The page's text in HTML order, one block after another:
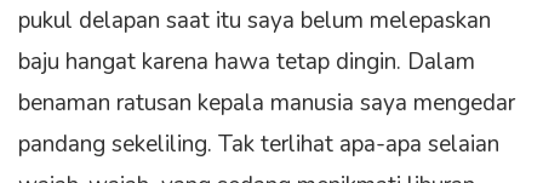
pukul delapan saat itu saya belum melepaskan
baju hangat karena hawa tetap dingin. Dalam
benaman ratusan kepala manusia saya mengedar
pandang sekeliling. Tak terlihat apa-apa selaian